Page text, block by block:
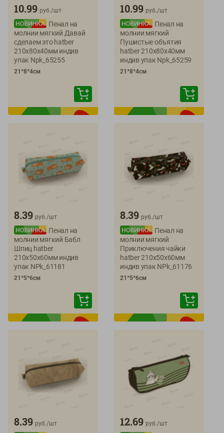
10.99 руб./шт
Пенал на
молнии мягкий Давай
сделаем это hatber
210х80х40мм индив
упак Npk_65255
21*8*4см
10.99 руб./шт
Пенал на
молнии мягкий
Пушистые объятия
hatber 210х80х40мм
индив упак Npk_65259
21*8*4см
8.39 руб./шт
Пенал на
молнии мягкий Бабл
Шпиц hatber
210х50х60мм индив
упак NPk_61181
21*5*6см
8.39 руб./шт
Пенал на
молнии мягкий
Приключения чайки
hatber 210х50х60мм
индив упак NPk_61176
21*5*6см
8.39 руб./шт 12.69 руб./шт